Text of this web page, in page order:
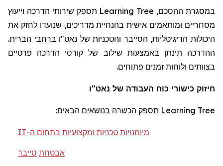
במסגרת ההסכם, Learning Tree תספק שירותי הדרכה וייעוץ
מסחריים ומותאמים אישית בהנחיית מדריכים, שנועדו לחזק את
היכולות הדיגיטליות, הסייבר והטכניות של נאט"ו ברחבי הברית.
ההדרכה תינתן באמצעות שילוב של קורסי הדרכה פרטיים
בצוותים ולוחות זמנים פתוחים.
חיזוק כישורי כוח העבודה של נאט"ו
Learning Tree תספק הכשרה בנושאים הבאים:
מיומנויות טכניות ומקצועיות בתחום ה-IT
אבטחת סייבר